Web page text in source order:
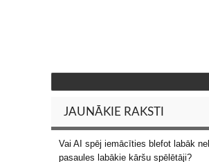
JAUNĀKIE RAKSTI
Vai AI spēj iemācīties blefot labāk
pasaules labākie kāršu spēlētāji?